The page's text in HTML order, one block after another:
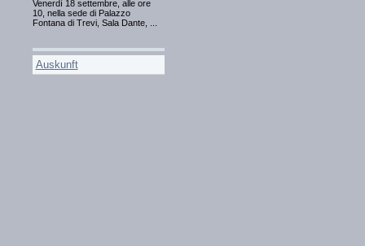
Venerdì 18 settembre, alle ore
10, nella sede di Palazzo
Fontana di Trevi, Sala Dante, ...
Auskunft